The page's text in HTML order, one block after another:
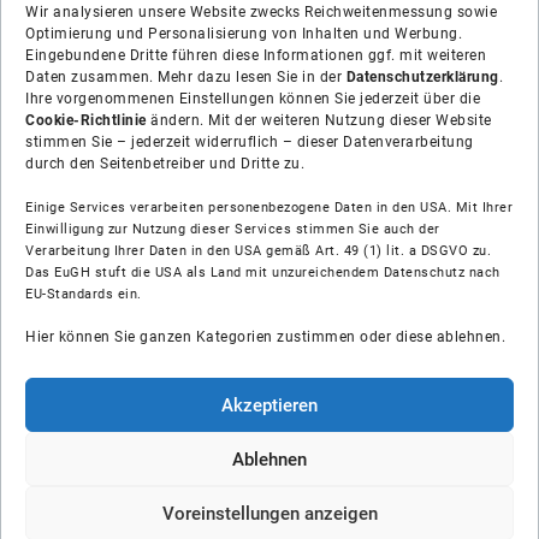
Wir analysieren unsere Website zwecks Reichweitenmessung sowie
Optimierung und Personalisierung von Inhalten und Werbung.
Eingebundene Dritte führen diese Informationen ggf. mit weiteren
Daten zusammen. Mehr dazu lesen Sie in der Datenschutzerklärung.
Ihre vorgenommenen Einstellungen können Sie jederzeit über die
Cookie-Richtlinieändern. Mit der weiteren Nutzung dieser Website
stimmen Sie – jederzeit widerruflich – dieser Datenverarbeitung
durch den Seitenbetreiber und Dritte zu.
Einige Services verarbeiten personenbezogene Daten in den USA. Mit Ihrer
Einwilligung zur Nutzung dieser Services stimmen Sie auch der
Verarbeitung Ihrer Daten in den USA gemäß Art. 49 (1) lit. a DSGVO zu.
Das EuGH stuft die USA als Land mit unzureichendem Datenschutz nach
EU-Standards ein.
Hier können Sie ganzen Kategorien zustimmen oder diese ablehnen.
Akzeptieren
Ablehnen
Voreinstellungen anzeigen
Über uns
Soziale Medien